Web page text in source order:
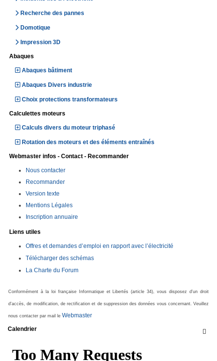
Recherche des pannes
Domotique
Impression 3D
Abaques
Abaques bâtiment
Abaques Divers industrie
Choix protections transformateurs
Calculettes moteurs
Calculs divers du moteur triphasé
Rotation des moteurs et des éléments entraînés
Webmaster infos - Contact - Recommander
Nous contacter
Recommander
Version texte
Mentions Légales
Inscription annuaire
Liens utiles
Offres et demandes d’emploi en rapport avec l’électricité
Télécharger des schémas
La Charte du Forum
Conformément à la loi française Informatique et Libertés (article 34), vous disposez d'un droit
d'accès, de modification, de rectification et de suppression des données vous concernant. Veuillez
nous contacter par mail le Webmaster

Calendrier